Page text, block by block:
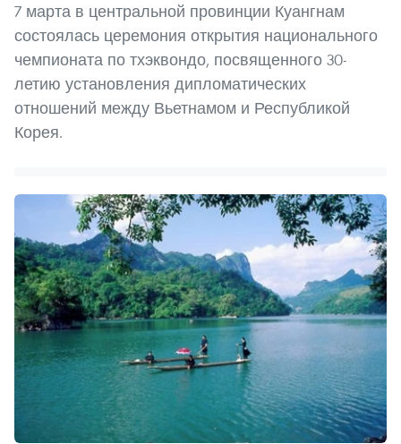
7 марта в центральной провинции Куангнам
состоялась церемония открытия национального
чемпионата по тхэквондо, посвященного 30-
летию установления дипломатических
отношений между Вьетнамом и Республикой
Корея.